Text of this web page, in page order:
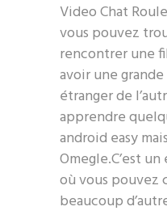
Video Chat
vous pouvez
rencontrer une
avoir une
étranger de
apprendre
android easy
Omegle.C’est
où vous pouvez
beaucoup